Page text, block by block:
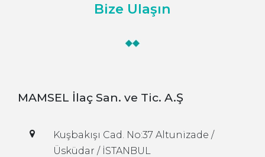
Bize Ulaşın
MAMSEL İlaç San. ve Tic. A.Ş
Kuşbakışı Cad. No:37 Altunizade /
Üsküdar / İSTANBUL